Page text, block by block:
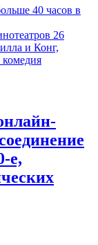
40 часов в
26
и Конг,
комедия
е,